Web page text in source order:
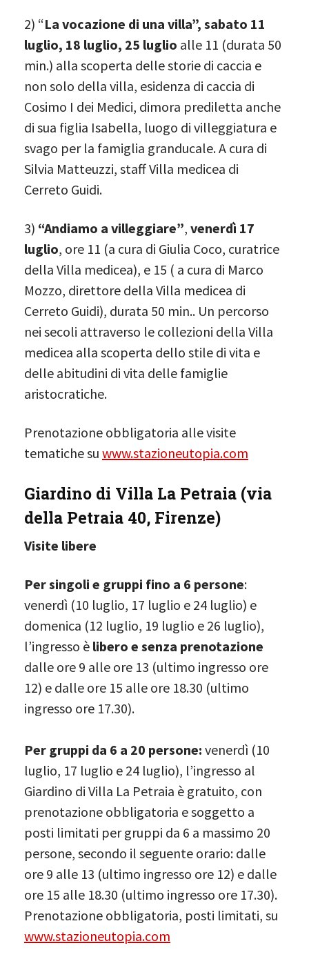
2) “La vocazione di una villa”, sabato 11
luglio, 18 luglio, 25 luglio alle 11 (durata 50
min.) alla scoperta delle storie di caccia e
non solo della villa, esidenza di caccia di
Cosimo I dei Medici, dimora prediletta anche
di sua figlia Isabella, luogo di villeggiatura e
svago per la famiglia granducale. A cura di
Silvia Matteuzzi, staff Villa medicea di
Cerreto Guidi.
3) “Andiamo a villeggiare”, venerdì 17
luglio, ore 11 (a cura di Giulia Coco, curatrice
della Villa medicea), e 15 ( a cura di Marco
Mozzo, direttore ​della Villa medicea di
Cerreto Guidi), durata 50 min.. Un percorso
nei secoli attraverso le collezioni della Villa
medicea alla scoperta dello stile di vita e
delle abitudini di vita delle famiglie
aristocratiche.
Prenotazione obbligatoria alle visite
tematiche su www.stazioneutopia.com
Giardino di Villa La Petraia (via
della Petraia 40, Firenze)
Visite libere
Per singoli e gruppi fino a 6 persone:
venerdì (10 luglio, 17 luglio e 24 luglio) e
domenica (12 luglio, 19 luglio e 26 luglio),
l’ingresso è libero e senza prenotazione
dalle ore 9 alle ore 13 (ultimo ingresso ore
12) e dalle ore 15 alle ore 18.30 (ultimo
ingresso ore 17.30).
Per gruppi da 6 a 20 persone: venerdì (10
luglio, 17 luglio e 24 luglio), l’ingresso al
Giardino di Villa La Petraia è gratuito, con
prenotazione obbligatoria e soggetto a
posti limitati per gruppi da 6 a massimo 20
persone, secondo il seguente orario: dalle
ore 9 alle 13 (ultimo ingresso ore 12) e dalle
ore 15 alle 18.30 (ultimo ingresso ore 17.30).
Prenotazione obbligatoria, posti limitati, su
www.stazioneutopia.com